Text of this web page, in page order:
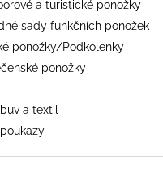
a turistické ponožky
sady funkčních ponožek
ponožky/Podkolenky
ponožky
a textil
ZÁTĚŽE - PÁNSKÉ